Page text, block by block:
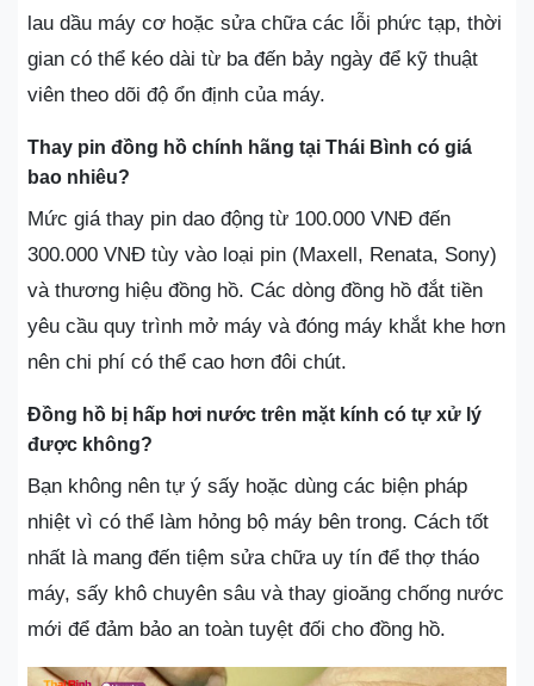
lau dầu máy cơ hoặc sửa chữa các lỗi phức tạp, thời
gian có thể kéo dài từ ba đến bảy ngày để kỹ thuật
viên theo dõi độ ổn định của máy.
Thay pin đồng hồ chính hãng tại Thái Bình có giá
bao nhiêu?
Mức giá thay pin dao động từ 100.000 VNĐ đến
300.000 VNĐ tùy vào loại pin (Maxell, Renata, Sony)
và thương hiệu đồng hồ. Các dòng đồng hồ đắt tiền
yêu cầu quy trình mở máy và đóng máy khắt khe hơn
nên chi phí có thể cao hơn đôi chút.
Đồng hồ bị hấp hơi nước trên mặt kính có tự xử lý
được không?
Bạn không nên tự ý sấy hoặc dùng các biện pháp
nhiệt vì có thể làm hỏng bộ máy bên trong. Cách tốt
nhất là mang đến tiệm sửa chữa uy tín để thợ tháo
máy, sấy khô chuyên sâu và thay gioăng chống nước
mới để đảm bảo an toàn tuyệt đối cho đồng hồ.